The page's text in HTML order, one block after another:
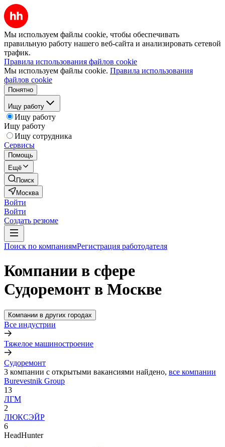
Мы используем файлы cookie, чтобы обеспечивать
правильную работу нашего веб-сайта и анализировать сетевой
трафик.
Правила использования файлов cookie
Мы используем файлы cookie. Правила использования
файлов cookie
Понятно
Ищу работу
Ищу работу
Ищу работу
Ищу сотрудника
Сервисы
Помощь
Ещё
Поиск
Москва
Войти
Войти
Создать резюме
Поиск по компаниямРегистрация работодателя
Компании в сфере
Судоремонт в Москве
Компании в других городах
Все индустрии
Тяжелое машиностроение
Судоремонт
3 компании с открытыми вакансиями найдено, все компании
Burevestnik Group
13
ЛГМ
2
ЛЮКСЭЙР
6
HeadHunter